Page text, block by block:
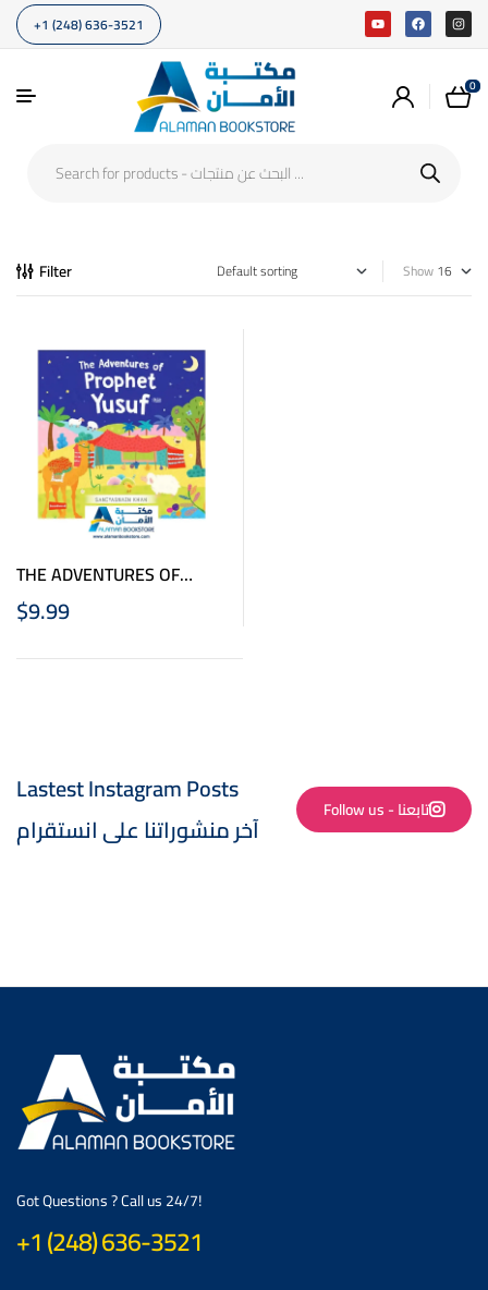
+1 (248) 636-3521
0
Filter Show
THE ADVENTURES OF
PROPHET YUSUF BOARD
BOOK
$9.99
Lastest Instagram Posts
آخر منشوراتنا على انستقرام
Follow us - تابعنا
Got Questions ? Call us 24/7!
+1 (248) 636-3521